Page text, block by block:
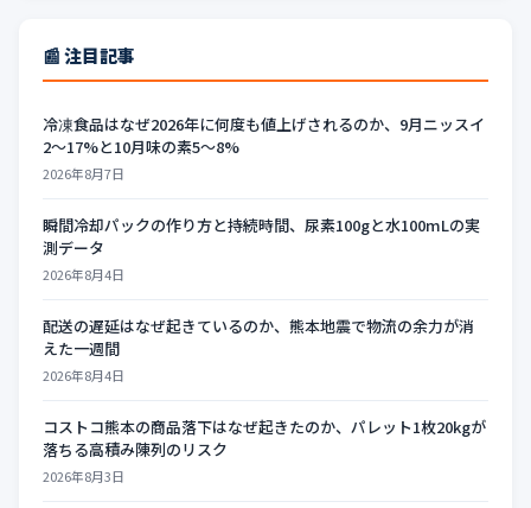
📰 注目記事
冷凍食品はなぜ2026年に何度も値上げされるのか、9月ニッスイ
2〜17%と10月味の素5〜8%
2026年8月7日
瞬間冷却パックの作り方と持続時間、尿素100gと水100mLの実
測データ
2026年8月4日
配送の遅延はなぜ起きているのか、熊本地震で物流の余力が消
えた一週間
2026年8月4日
コストコ熊本の商品落下はなぜ起きたのか、パレット1枚20kgが
落ちる高積み陳列のリスク
2026年8月3日